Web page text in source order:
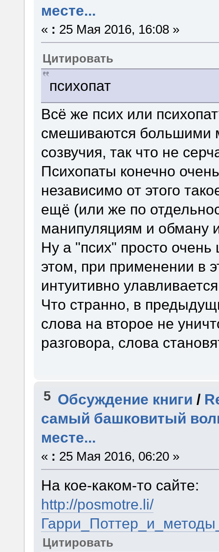
месте...
« : 25 Мая 2016, 16:08 »
Цитировать
психопат
Всё же псих или
смешиваются большими
созвучия, так что не
Психопаты конечно
независимо от этого
ещё (или же по
манипуляциям и обману
Ну а "псих" просто
этом, при применении в
интуитивно
Что странно, в
слова на второе не
разговора, слова
5 Обсуждение книги /
самый башковитый
месте...
« : 25 Мая 2016, 06:20 »
На кое-каком-то сайте:
http://posmotre.li/
Цитировать